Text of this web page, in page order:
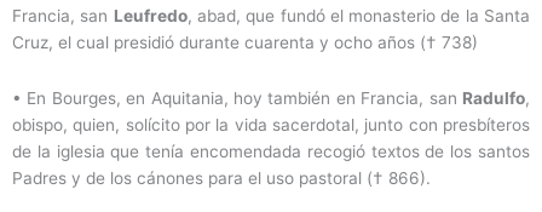
Francia, san Leufredo, abad, que fundó el monasterio de la Santa
Cruz, el cual presidió durante cuarenta y ocho años († 738)
• En Bourges, en Aquitania, hoy también en Francia, san Radulfo,
obispo, quien, solícito por la vida sacerdotal, junto con presbíteros
de la iglesia que tenía encomendada recogió textos de los santos
Padres y de los cánones para el uso pastoral († 866).